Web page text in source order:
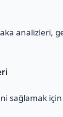
analizleri,
sağlamak